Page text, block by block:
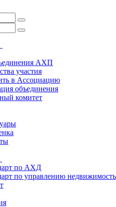
АХП
участия
в Ассоциацию
объединения
комитет
по АХД
по управлению